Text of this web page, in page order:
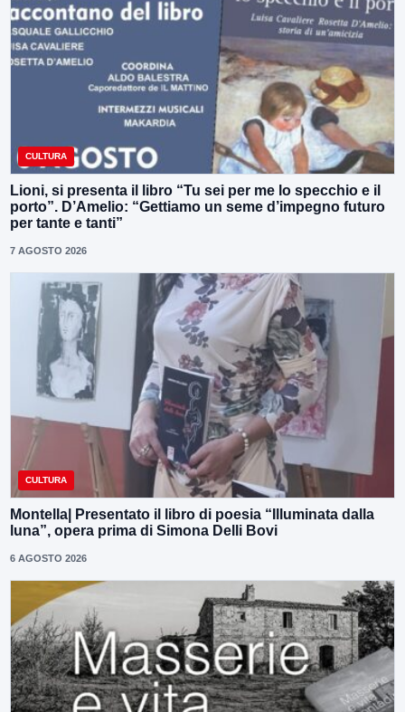
CULTURA
Lioni, si presenta il libro “Tu sei per me lo specchio e il
porto”. D’Amelio: “Gettiamo un seme d’impegno futuro
per tante e tanti”
7 AGOSTO 2026
CULTURA
Montella| Presentato il libro di poesia “Illuminata dalla
luna”, opera prima di Simona Delli Bovi
6 AGOSTO 2026